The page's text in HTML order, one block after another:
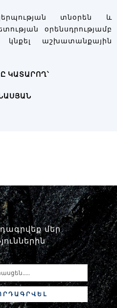
տնօրեն և
օրենսդրությամբ
աշխատանքային
ԿԱՏԱՐՈՂ՝
մեր